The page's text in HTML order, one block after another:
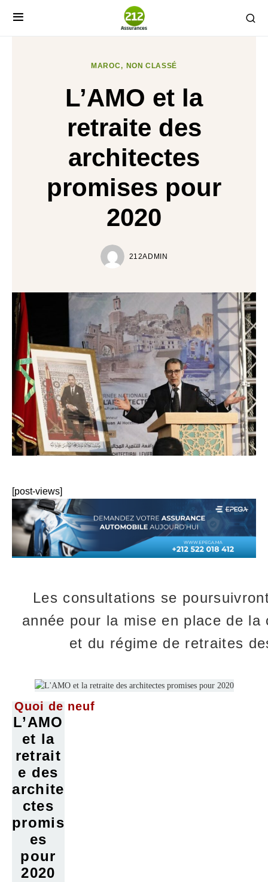
MAROC NON CLASSÉ
L’AMO et la
retraite des
architectes
promises pour
2020
212ADMIN
[post-views]
Les consultations se
année pour la mise en place de la
et du régime de retraites
Quoi de neuf
L’AMO
et la
retrait
e des
archite
ctes
promis
es
pour
2020